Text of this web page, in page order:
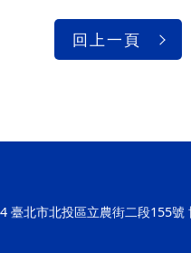
回上一頁
臺北市北投區立農街二段155號